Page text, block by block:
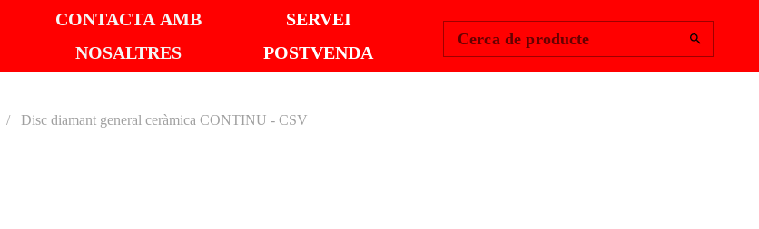
CONTACTA AMB
NOSALTRES
SERVEI
POSTVENDA
Cerca de producte
Disc diamant general ceràmica CONTINU - CSV